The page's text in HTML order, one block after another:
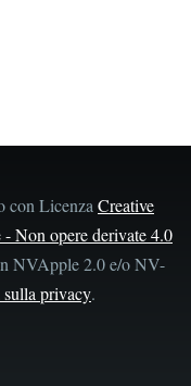
con LicenzaCreative
Non opere derivate 4.0
NVApple 2.0 e/o NV-
privacy.